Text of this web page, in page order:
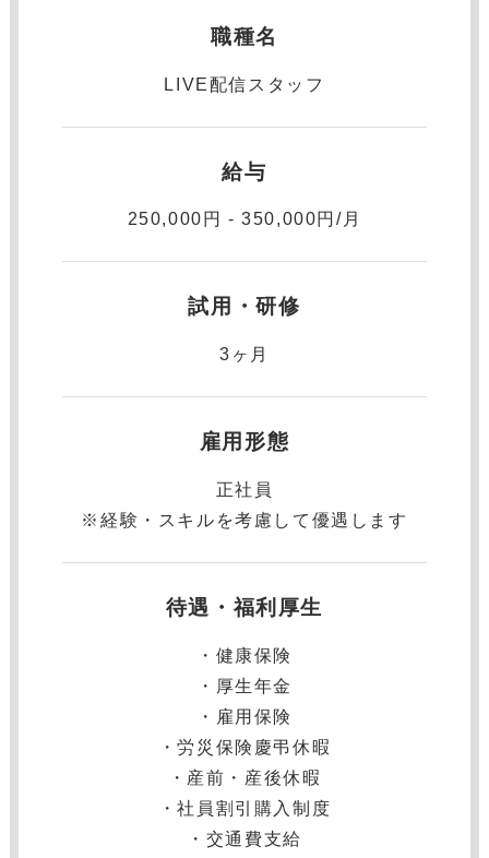
職種名
LIVE配信スタッフ
給与
250,000円 - 350,000円/月
試用・研修
3ヶ月
雇用形態
正社員
※経験・スキルを考慮して優遇します
待遇・福利厚生
・健康保険
・厚⽣年⾦
・雇⽤保険
・労災保険慶弔休暇
・産前・産後休暇
・社員割引購入制度
・交通費支給